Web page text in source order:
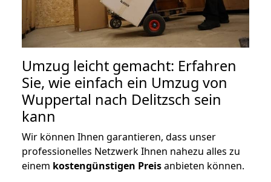
Umzug leicht gemacht: Erfahren
Sie, wie einfach ein Umzug von
Wuppertal nach Delitzsch sein
kann
Wir können Ihnen garantieren, dass unser
professionelles Netzwerk Ihnen nahezu alles zu
einem kostengünstigen Preisanbieten können.